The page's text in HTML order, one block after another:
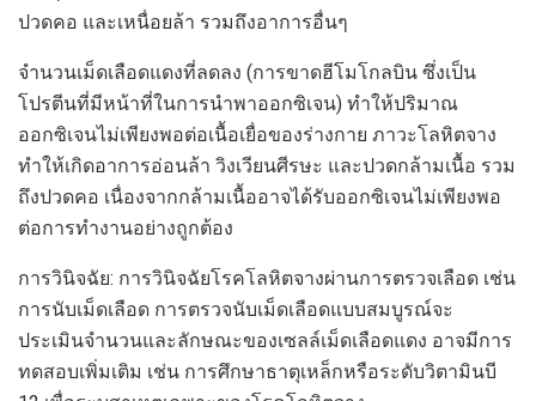
ปวดคอ และเหนื่อยล้า รวมถึงอาการอื่นๆ
จำนวนเม็ดเลือดแดงที่ลดลง (การขาดฮีโมโกลบิน ซึ่งเป็น
โปรตีนที่มีหน้าที่ในการนำพาออกซิเจน) ทำให้ปริมาณ
ออกซิเจนไม่เพียงพอต่อเนื้อเยื่อของร่างกาย ภาวะโลหิตจาง
ทำให้เกิดอาการอ่อนล้า วิงเวียนศีรษะ และปวดกล้ามเนื้อ รวม
ถึงปวดคอ เนื่องจากกล้ามเนื้ออาจได้รับออกซิเจนไม่เพียงพอ
ต่อการทำงานอย่างถูกต้อง
การวินิจฉัย: การวินิจฉัยโรคโลหิตจางผ่านการตรวจเลือด เช่น
การนับเม็ดเลือด การตรวจนับเม็ดเลือดแบบสมบูรณ์จะ
ประเมินจำนวนและลักษณะของเซลล์เม็ดเลือดแดง อาจมีการ
ทดสอบเพิ่มเติม เช่น การศึกษาธาตุเหล็กหรือระดับวิตามินบี